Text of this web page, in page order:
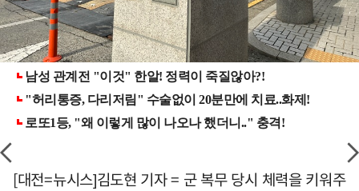
[대전=뉴시스]김도현 기자 = 군 복무 당시 체력을 키워주